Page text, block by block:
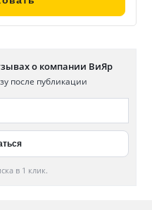
о компании ВиЯр
после публикации
в 1 клик.